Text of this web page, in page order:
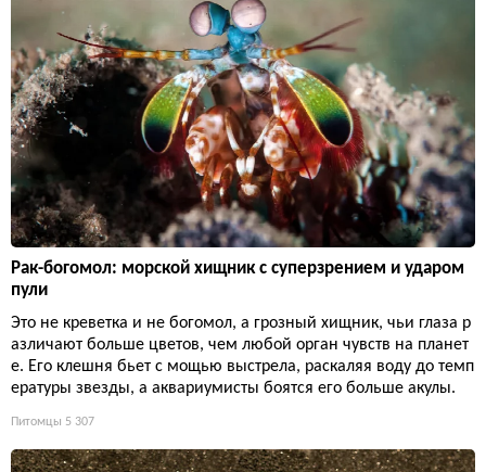
Рак-богомол: морской хищник с суперзрением и ударом
пули
Это не креветка и не богомол, а грозный хищник, чьи глаза р
азличают больше цветов, чем любой орган чувств на планет
е. Его клешня бьет с мощью выстрела, раскаляя воду до темп
ературы звезды, а аквариумисты боятся его больше акулы.
Питомцы 5 307